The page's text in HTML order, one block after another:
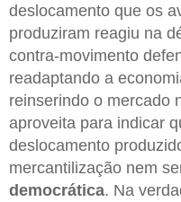
deslocamento que os
produziram reagiu na
contra-movimento
readaptando a
reinserindo o mercado
aproveita para indicar
deslocamento
mercantilização nem
democrática. Na